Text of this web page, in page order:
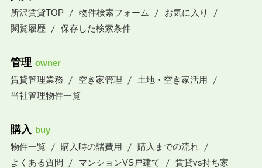
所沢賃貸TOP
物件検索フォーム
お気に入り
閲覧履歴
保存した検索条件
管理 owner
賃貸管理業務
空き家管理
土地・空き家活用
当社管理物件一覧
購入 buy
物件一覧
購入時の諸費用
購入までの流れ
よくある質問
マンションVS戸建て 賃貸vs持ち家